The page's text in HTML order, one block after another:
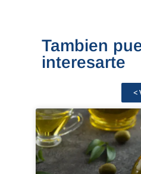
Tambien
interesarte
<